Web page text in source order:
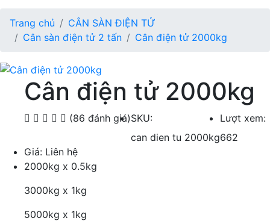
Trang chủ
CÂN SÀN ĐIỆN TỬ
Cân sàn điện tử 2 tấn
Cân điện tử 2000kg
Cân điện tử 2000kg
(86 đánh giá)SKU:
can dien tu 2000kg
Lượt xem:
662
Giá: Liên hệ
2000kg x 0.5kg
3000kg x 1kg
5000kg x 1kg